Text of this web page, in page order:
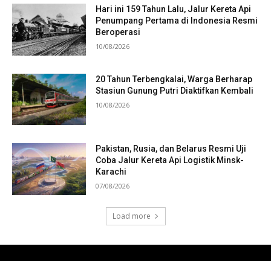
Hari ini 159 Tahun Lalu, Jalur Kereta Api
Penumpang Pertama di Indonesia Resmi
Beroperasi
10/08/2026
20 Tahun Terbengkalai, Warga Berharap
Stasiun Gunung Putri Diaktifkan Kembali
10/08/2026
Pakistan, Rusia, dan Belarus Resmi Uji
Coba Jalur Kereta Api Logistik Minsk-
Karachi
07/08/2026
Load more